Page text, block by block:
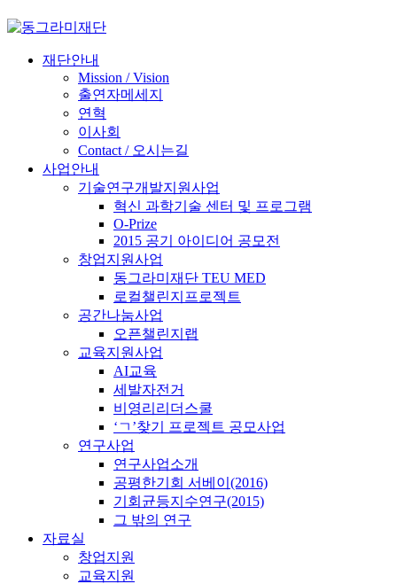
재단안내
Mission / Vision
출연자메세지
연혁
이사회
Contact / 오시는길
사업안내
기술연구개발지원사업
혁신 과학기술 센터 및 프로그램
O-Prize
2015 공기 아이디어 공모전
창업지원사업
동그라미재단 TEU MED
로컬챌린지프로젝트
공간나눔사업
오픈챌린지랩
교육지원사업
AI교육
세발자전거
비영리리더스쿨
‘ㄱ’찾기 프로젝트 공모사업
연구사업
연구사업소개
공평한기회 서베이(2016)
기회균등지수연구(2015)
그 밖의 연구
자료실
창업지원
교육지원